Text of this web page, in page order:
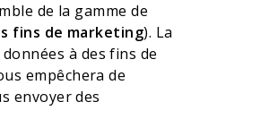
de la gamme de
fins de marketing). La
à des fins de
empêchera de
envoyer des